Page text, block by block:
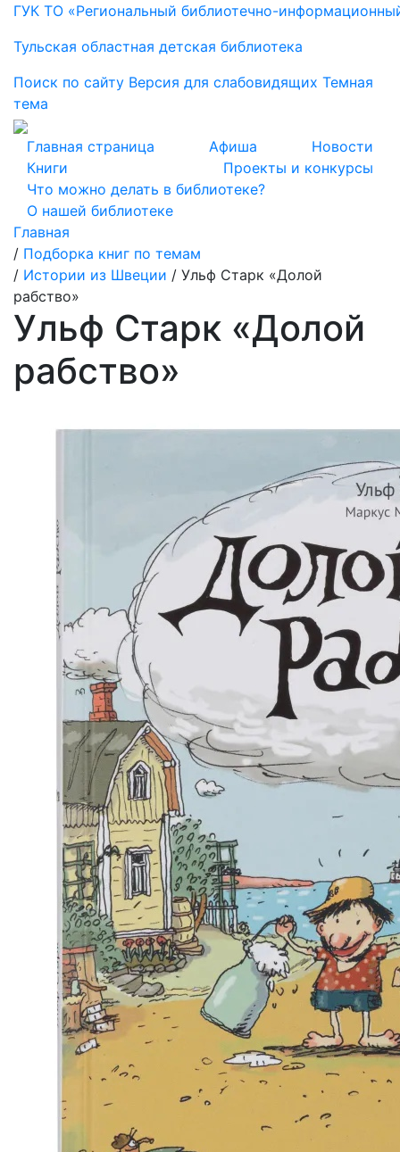
ГУК ТО «Региональный библиотечно-
Тульская областная детская библиотека
Поиск по сайту Версия для слабовидящих Темная
тема
Главная страница Афиша
Новости
Книги
Проекты и конкурсы
Что можно делать в библиотеке?
О нашей библиотеке
Главная
/ Подборка книг по темам
/ Истории из Швеции / Ульф Старк «Долой
рабство»
Ульф Старк «Долой
рабство»